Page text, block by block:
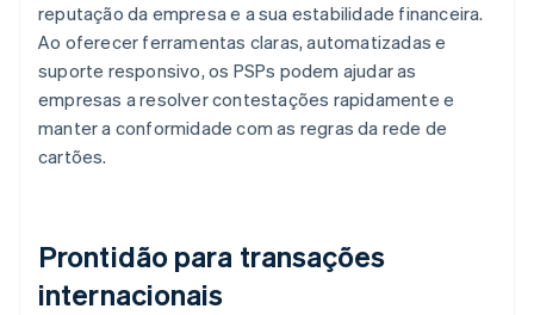
reputação da empresa e a sua estabilidade financeira.
Ao oferecer ferramentas claras, automatizadas e
suporte responsivo, os PSPs podem ajudar as
empresas a resolver contestações rapidamente e
manter a conformidade com as regras da rede de
cartões.
Prontidão para transações
internacionais